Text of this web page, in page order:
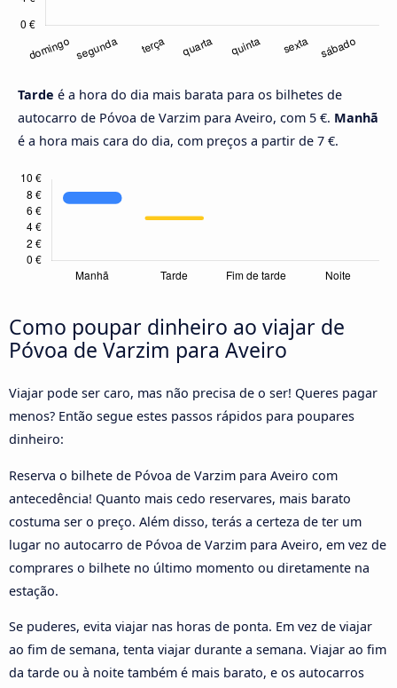
Tarde é a hora do dia mais barata para os bilhetes de
autocarro de Póvoa de Varzim para Aveiro, com 5 €. Manhã
é a hora mais cara do dia, com preços a partir de 7 €.
Como poupar dinheiro ao viajar de
Póvoa de Varzim para Aveiro
Viajar pode ser caro, mas não precisa de o ser! Queres pagar
menos? Então segue estes passos rápidos para poupares
dinheiro:
Reserva o bilhete de Póvoa de Varzim para Aveiro com
antecedência! Quanto mais cedo reservares, mais barato
costuma ser o preço. Além disso, terás a certeza de ter um
lugar no autocarro de Póvoa de Varzim para Aveiro, em vez de
comprares o bilhete no último momento ou diretamente na
estação.
Se puderes, evita viajar nas horas de ponta. Em vez de viajar
ao fim de semana, tenta viajar durante a semana. Viajar ao fim
da tarde ou à noite também é mais barato, e os autocarros